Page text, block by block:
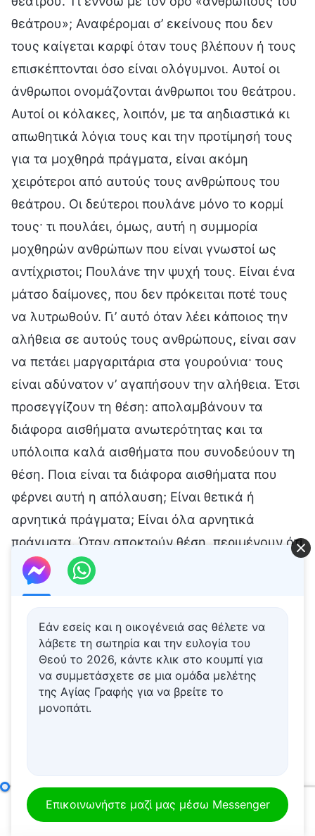
Εάν εσείς και η οικογένειά σας θέλετε να
λάβετε τη σωτηρία και την ευλογία του
Θεού το 2026, κάντε κλικ στο κουμπί για
να συμμετάσχετε σε μια ομάδα μελέτης
της Αγίας Γραφής για να βρείτε το
μονοπάτι.
Επικοινωνήστε μαζί μας μέσω Messenger